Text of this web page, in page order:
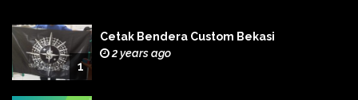
1
Cetak Bendera Custom Bekasi
2 years ago